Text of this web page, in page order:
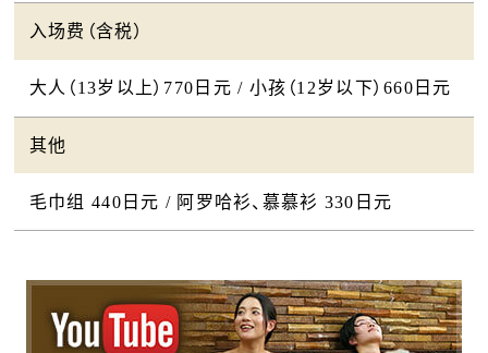
入场费（含税）
大人（13岁以上）770日元 / 小孩（12岁以下）660日元
其他
毛巾组 440日元 / 阿罗哈衫、慕慕衫 330日元